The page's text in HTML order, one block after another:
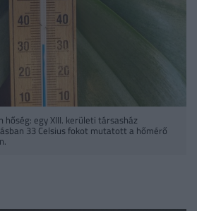
egy XIII. kerületi társasház
33 Celsius fokot mutatott a hőmérő